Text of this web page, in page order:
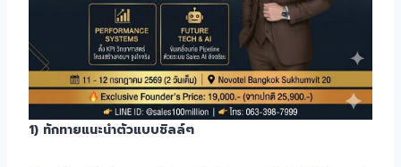
1) ทักทายแนะนำตัวแบบชิลล์ๆ